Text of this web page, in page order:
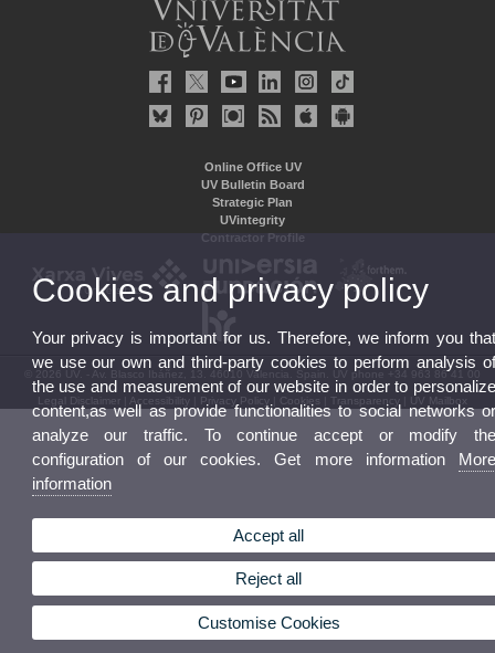
Online Office UV
UV Bulletin Board
Strategic Plan
UVintegrity
Contractor Profile
© 2026 UV. - Av. Blasco Ibáñez, 13. 46010 Valencia. Spain. UV phone +34 963 86 41 00
Legal Disclaimer Accessibility Privacy Policy Cookies Transparency UV Mailbox
Cookies and privacy policy
Your privacy is important for us. Therefore, we inform you
we use our own and third-party cookies to perform analysis
the use and measurement of our website in order to
content,as well as provide functionalities to social networks
analyze our traffic. To continue accept or modify
configuration of our cookies. Get more information
information
Accept all
Reject all
Customise Cookies